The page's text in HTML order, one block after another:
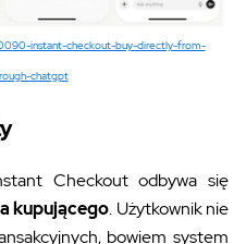
instant-checkout-buy-directly-from-
chatgpt
Checkout odbywa się
kupującego. Użytkownik nie
bowiem system